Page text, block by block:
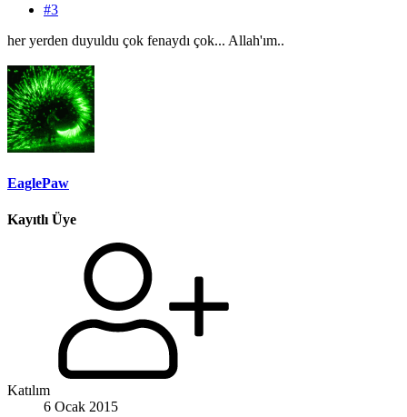
#3
her yerden duyuldu çok fenaydı çok... Allah'ım..
EaglePaw
Kayıtlı Üye
Katılım
6 Ocak 2015